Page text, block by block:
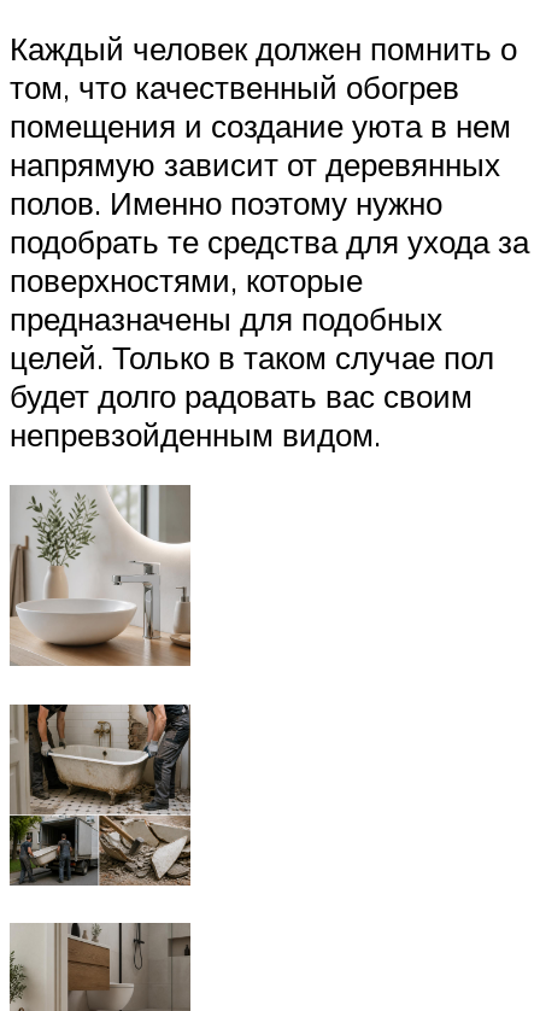
Каждый человек должен помнить о
том, что качественный обогрев
помещения и создание уюта в нем
напрямую зависит от деревянных
полов. Именно поэтому нужно
подобрать те средства для ухода за
поверхностями, которые
предназначены для подобных
целей. Только в таком случае пол
будет долго радовать вас своим
непревзойденным видом.